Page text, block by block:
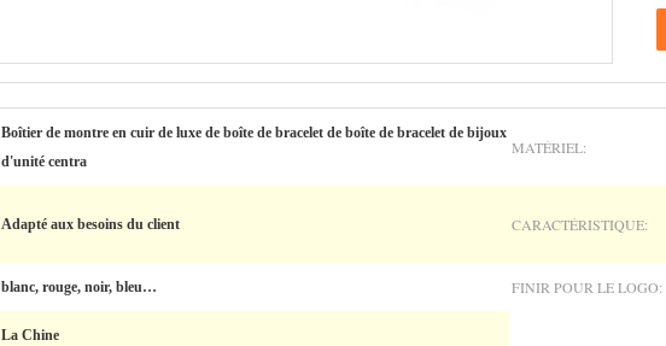
Boîtier de montre en cuir de luxe de boîte de bracelet de boîte de bracelet de bijoux
d'unité centra
MATÉRIEL:
Adapté aux besoins du client CARACTÉRISTIQUE:
blanc, rouge, noir, bleu… FINIR POUR LE LOGO:
La Chine